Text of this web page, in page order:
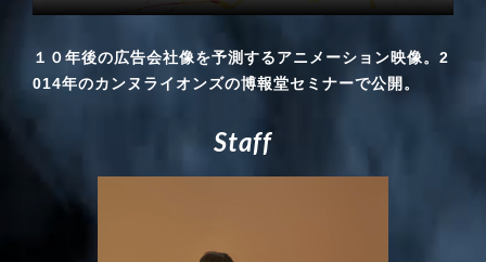
１０年後の広告会社像を予測するアニメーション映像。2
014年のカンヌライオンズの博報堂セミナーで公開。
Staff